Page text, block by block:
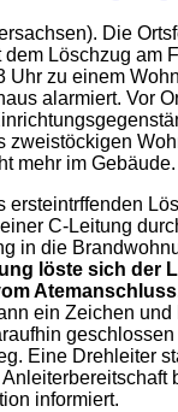
Die
Löschzug am
Uhr zu einem
alarmiert. Vor
zweistöckigen
mehr im Gebäude.
ersteintrffenden
C-Leitung
in die
löste sich der
ein Zeichen und
Eine Drehleiter
informiert.